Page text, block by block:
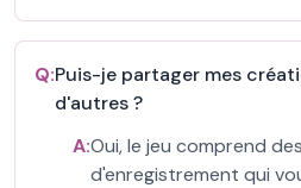
Q:Puis-je partager mes
d'autres ?
A:Oui, le jeu comprend
d'enregistrement qui